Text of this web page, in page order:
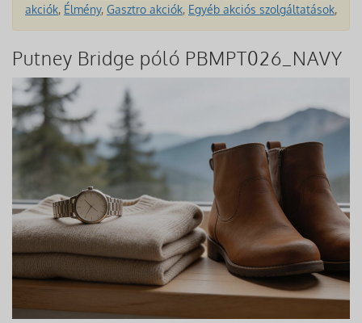
akciók, Élmény, Gasztro akciók, Egyéb akciós szolgáltatások,
Putney Bridge póló PBMPT026_NAVY